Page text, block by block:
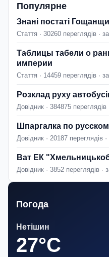
Популярне
Знані постаті
Стаття · 30260 переглядів ·
Таблицы табели о
империи
Стаття · 14459 переглядів ·
Розклад руху
Довідник · 384875
Шпаргалка по
Довідник · 20187 переглядів
Ват ЕК
Довідник · 3852 переглядів ·
Погода
Нетішин
27°C